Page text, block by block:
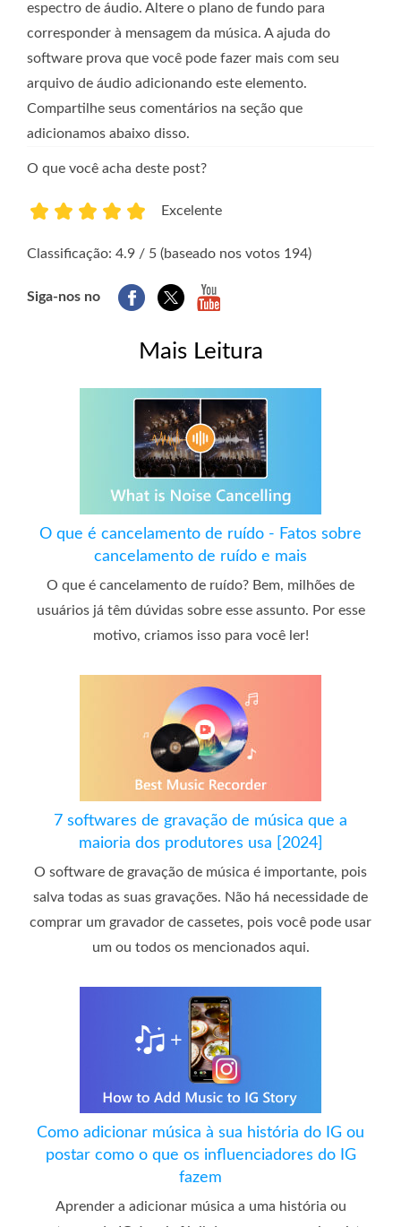
espectro de áudio. Altere o plano de fundo para
corresponder à mensagem da música. A ajuda do
software prova que você pode fazer mais com seu
arquivo de áudio adicionando este elemento.
Compartilhe seus comentários na seção que
adicionamos abaixo disso.
O que você acha deste post?
Excelente
Classificação: 4.9 / 5 (baseado nos votos 194)
Siga-nos no
Mais Leitura
O que é cancelamento de ruído - Fatos sobre
cancelamento de ruído e mais
O que é cancelamento de ruído? Bem, milhões de
usuários já têm dúvidas sobre esse assunto. Por esse
motivo, criamos isso para você ler!
7 softwares de gravação de música que a
maioria dos produtores usa [2024]
O software de gravação de música é importante, pois
salva todas as suas gravações. Não há necessidade de
comprar um gravador de cassetes, pois você pode usar
um ou todos os mencionados aqui.
Como adicionar música à sua história do IG ou
postar como o que os influenciadores do IG
fazem
Aprender a adicionar música a uma história ou